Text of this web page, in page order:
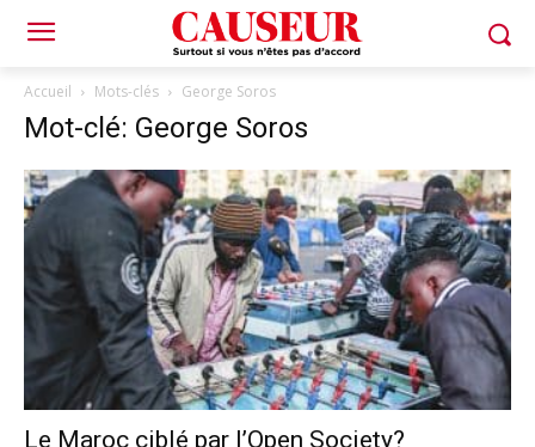
Accueil Mots-clés George Soros
Mot-clé: George Soros
Le Maroc ciblé par l’Open Society?